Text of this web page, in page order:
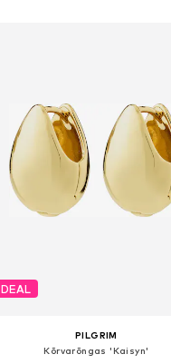
DEAL
PILGRIM
Kõrvarõngas 'Kaisyn'